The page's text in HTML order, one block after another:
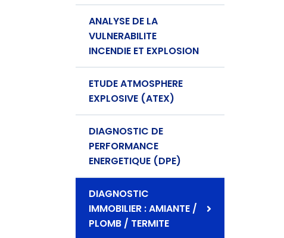
ANALYSE DE LA
VULNERABILITE
INCENDIE ET EXPLOSION
ETUDE ATMOSPHERE
EXPLOSIVE (ATEX)
DIAGNOSTIC DE
PERFORMANCE
ENERGETIQUE (DPE)
DIAGNOSTIC
IMMOBILIER : AMIANTE /
PLOMB / TERMITE